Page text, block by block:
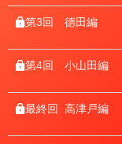
第3回 德田編
第4回 小山田編
最終回 高津戸編